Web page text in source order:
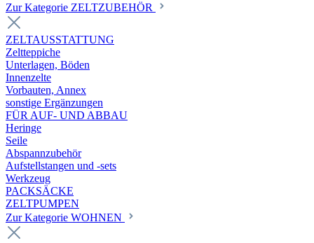
Zur Kategorie ZELTZUBEHÖR
ZELTAUSSTATTUNG
Zeltteppiche
Unterlagen, Böden
Innenzelte
Vorbauten, Annex
sonstige Ergänzungen
FÜR AUF- UND ABBAU
Heringe
Seile
Abspannzubehör
Aufstellstangen und -sets
Werkzeug
PACKSÄCKE
ZELTPUMPEN
Zur Kategorie WOHNEN